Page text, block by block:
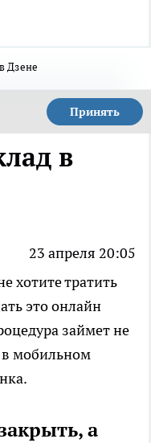
Дзене
Принять
в
23 апреля 20:05
хотите тратить
это онлайн
займет не
мобильном
а